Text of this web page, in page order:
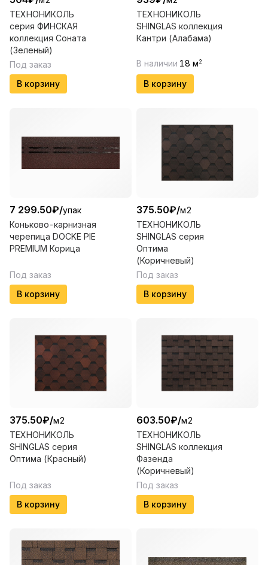
ТЕХНОНИКОЛЬ
серия ФИНСКАЯ
коллекция Соната
(Зеленый)
Под заказ
В корзину
ТЕХНОНИКОЛЬ
SHINGLAS коллекция
Кантри (Алабама)
В наличии 18 м 2
В корзину
7 299.50₽/упак
Коньково-карнизная
черепица DOCKE PIE
PREMIUM Корица
Под заказ
В корзину
375.50₽/м2
ТЕХНОНИКОЛЬ
SHINGLAS серия
Оптима
(Коричневый)
Под заказ
В корзину
375.50₽/м2
ТЕХНОНИКОЛЬ
SHINGLAS серия
Оптима (Красный)
Под заказ
В корзину
603.50₽/м2
ТЕХНОНИКОЛЬ
SHINGLAS коллекция
Фазенда
(Коричневый)
Под заказ
В корзину